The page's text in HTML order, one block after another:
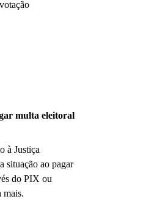
multa eleitoral
à Justiça
situação ao pagar
do PIX ou
mais.